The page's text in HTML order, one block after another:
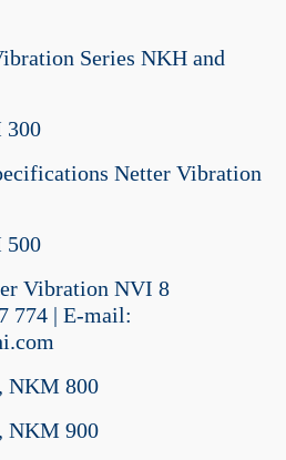
Series NKH and
300
Netter Vibration
500
Vibration NVI 8
774 | E-mail:
NKM 800
NKM 900